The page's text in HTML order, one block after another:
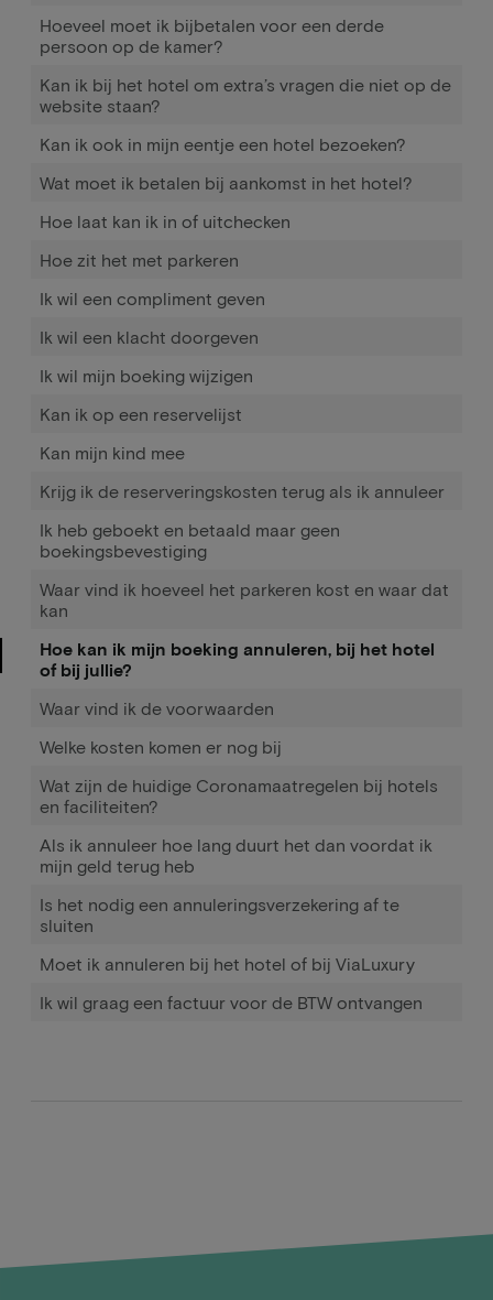
Hoeveel moet ik bijbetalen voor een derde
persoon op de kamer?
Kan ik bij het hotel om extra’s vragen die niet op de
website staan?
Kan ik ook in mijn eentje een hotel bezoeken?
Wat moet ik betalen bij aankomst in het hotel?
Hoe laat kan ik in of uitchecken
Hoe zit het met parkeren
Ik wil een compliment geven
Ik wil een klacht doorgeven
Ik wil mijn boeking wijzigen
Kan ik op een reservelijst
Kan mijn kind mee
Krijg ik de reserveringskosten terug als ik annuleer
Ik heb geboekt en betaald maar geen
boekingsbevestiging
Waar vind ik hoeveel het parkeren kost en waar dat
kan
Hoe kan ik mijn boeking annuleren, bij het hotel
of bij jullie?
Waar vind ik de voorwaarden
Welke kosten komen er nog bij
Wat zijn de huidige Coronamaatregelen bij hotels
en faciliteiten?
Als ik annuleer hoe lang duurt het dan voordat ik
mijn geld terug heb
Is het nodig een annuleringsverzekering af te
sluiten
Moet ik annuleren bij het hotel of bij ViaLuxury
Ik wil graag een factuur voor de BTW ontvangen